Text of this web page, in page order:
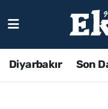
Diyarbakır Son